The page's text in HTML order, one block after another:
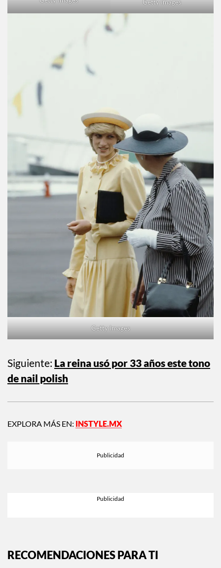
Getty Images
Getty Images
Siguiente: La reina usó por 33 años este tono
de nail polish
EXPLORA MÁS EN: INSTYLE.MX
RECOMENDACIONES PARA TI